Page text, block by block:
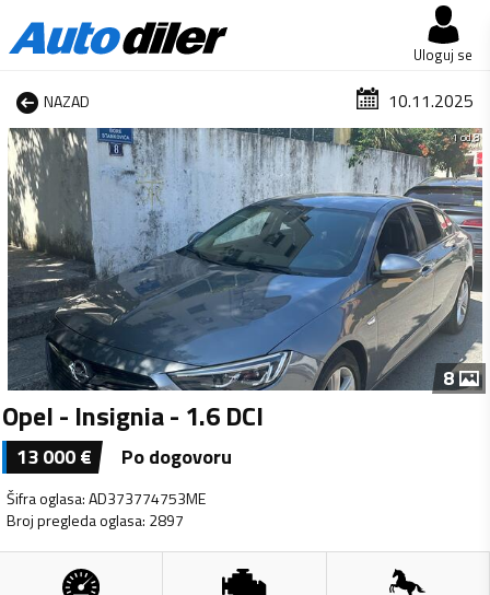
Uloguj se
NAZAD 10.11.2025
1 od 8
8
Opel - Insignia - 1.6 DCI
13 000€ Po dogovoru
Šifra oglasa:AD373774753ME
Broj pregleda oglasa: 2897